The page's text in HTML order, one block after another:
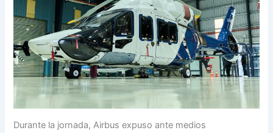
Durante la jornada, Airbus expuso ante medios